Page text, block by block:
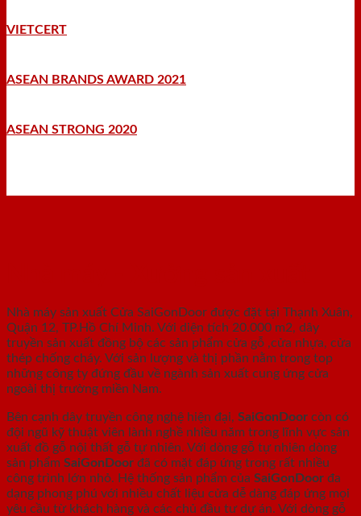
VIETCERT
ASEAN BRANDS AWARD 2021
ASEAN STRONG 2020
Nhà máy sản xuất Cửa SaiGonDoor được đặt tại Thạnh Xuân,
Quận 12, TP.Hồ Chí Minh. Với diện tích 20.000 m2, dây
truyền sản xuất đồng bộ các sản phẩm cửa gỗ ,cửa nhựa, cửa
thép chống cháy. Với sản lượng và thị phần nằm trong top
những công ty đứng đầu về ngành sản xuất cung ứng cửa
ngoài thị trường miền Nam.
Bên cạnh dây truyền công nghệ hiện đại, SaiGonDoor còn có
đội ngũ kỹ thuật viên lành nghề nhiều năm trong lĩnh vực sản
xuất đồ gỗ nội thất gỗ tự nhiên. Với dòng gỗ tự nhiên dòng
sản phẩm SaiGonDoor đã có mặt đáp ứng trong rất nhiều
công trình lớn nhỏ. Hệ thống sản phẩm của SaiGonDoor đa
dạng phong phú với nhiều chất liệu cửa dễ dàng đáp ứng mọi
yêu cầu từ khách hàng và các chủ đầu tư dự án. Với dòng gỗ